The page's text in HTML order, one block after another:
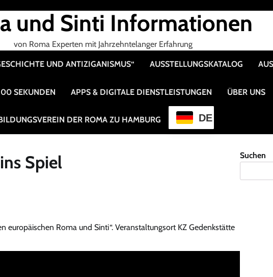
und Sinti Informationen
von Roma Experten mit Jahrzehntelanger Erfahrung
UND ANTIZIGANISMUS“ AUSSTELLUNGSKATALOG
SEKUNDEN APPS & DIGITALE DIENSTLEISTUNGEN ÜBER UNS
DER ROMA ZU HAMBURG DE
Spiel
europäischen Roma und Sinti“. Veranstaltungsort KZ Gedenkstätte
Suchen